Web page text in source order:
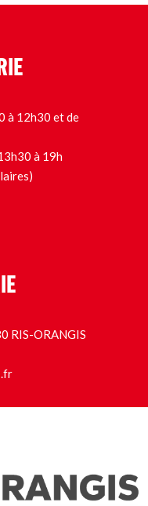
à 12h30 et de
à 19h
RIS-ORANGIS